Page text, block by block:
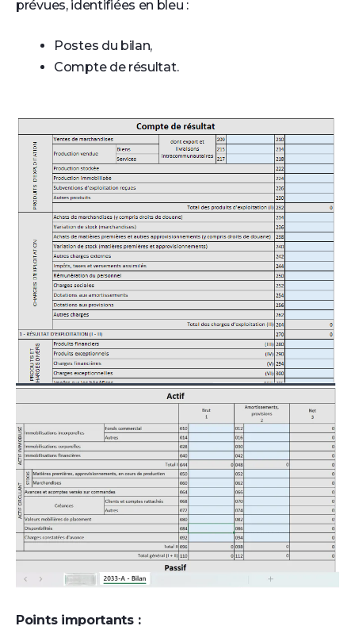
prévues, identifiées en bleu :
Postes du bilan,
Compte de résultat.
Points importants :